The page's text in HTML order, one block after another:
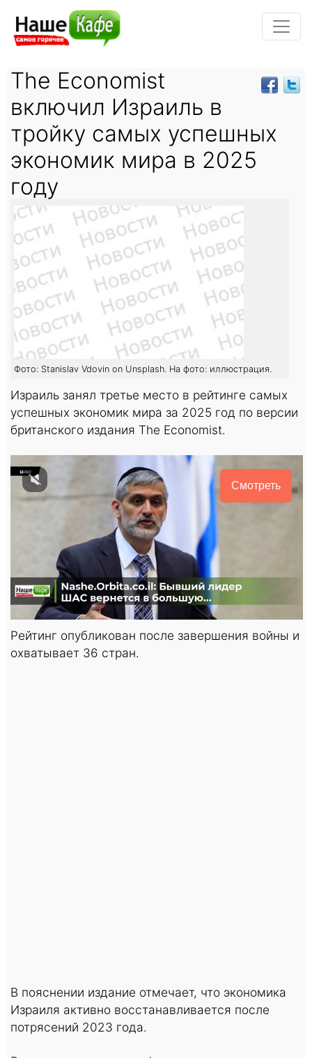
The Economist
включил Израиль в
тройку самых успешных
экономик мира в 2025
году
Фото: Stanislav Vdovin on Unsplash. На фото: иллюстрация.
Израиль занял третье место в рейтинге самых
успешных экономик мира за 2025 год по версии
британского издания The Economist.
Смотреть
Рейтинг опубликован после завершения войны и
охватывает 36 стран.
В пояснении издание отмечает, что экономика
Израиля активно восстанавливается после
потрясений 2023 года.